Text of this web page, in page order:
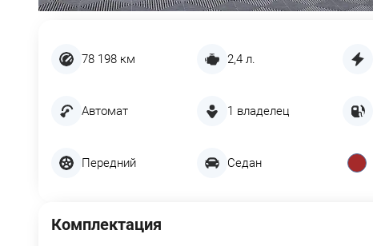
78 198 км 2,4 л.
Автомат 1 владелец
Передний Седан
Комплектация